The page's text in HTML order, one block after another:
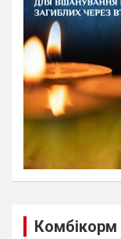
Комбікорм